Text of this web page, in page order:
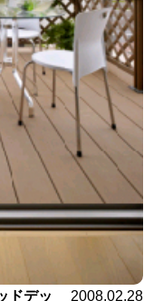
ドデッ 2008.02.28